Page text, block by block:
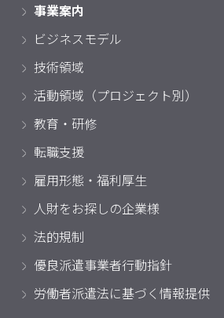
事業案内
ビジネスモデル
技術領域
活動領域（プロジェクト別）
教育・研修
転職支援
雇用形態・福利厚生
人財をお探しの企業様
法的規制
優良派遣事業者行動指針
労働者派遣法に基づく情報提供